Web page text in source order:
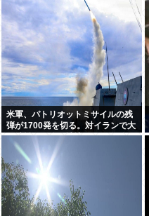
米軍、パトリオットミサイルの残
弾が1700発を切る。対イランで大
量消耗した分を補填するのに2年
以上かかる模様。